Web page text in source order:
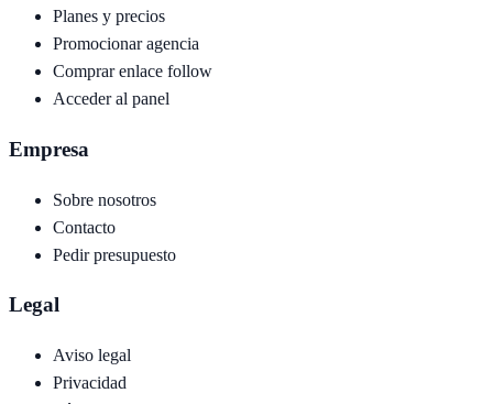
Planes y precios
Promocionar agencia
Comprar enlace follow
Acceder al panel
Empresa
Sobre nosotros
Contacto
Pedir presupuesto
Legal
Aviso legal
Privacidad